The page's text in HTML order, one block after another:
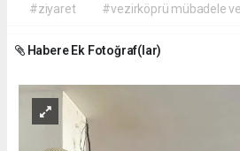
#ziyaret
#vezirköprü mübadele
Habere Ek Fotoğraf(lar)